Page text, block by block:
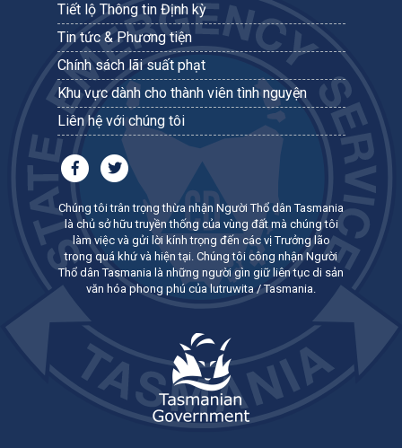
Tiết lộ Thông tin Định kỳ
Tin tức & Phương tiện
Chính sách lãi suất phạt
Khu vực dành cho thành viên tình nguyện
Liên hệ với chúng tôi
Chúng tôi trân trọng thừa nhận Người Thổ dân Tasmania
là chủ sở hữu truyền thống của vùng đất mà chúng tôi
làm việc và gửi lời kính trọng đến các vị Trưởng lão
trong quá khứ và hiện tại. Chúng tôi công nhận Người
Thổ dân Tasmania là những người gìn giữ liên tục di sản
văn hóa phong phú của lutruwita / Tasmania.